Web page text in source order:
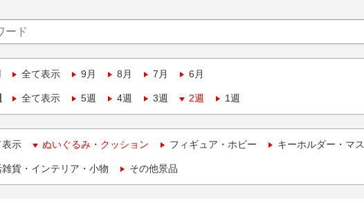
全て表示 9月 8月 7月 6月
全て表示 5週 4週 3週 2週 1週
表示 ぬいぐるみ・クッション フィギュア・ホビー キーホルダー・マ
貨・インテリア・小物 その他景品